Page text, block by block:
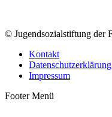
© Jugendsozialstiftung der
Kontakt
Datenschutzerklärung
Impressum
Footer Menü